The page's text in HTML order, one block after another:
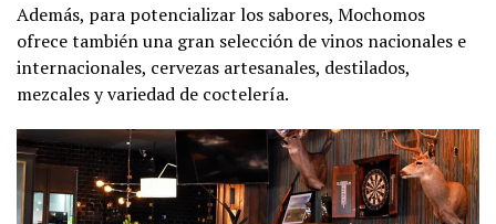
Además, para potencializar los sabores, Mochomos
ofrece también una gran selección de vinos nacionales e
internacionales, cervezas artesanales, destilados,
mezcales y variedad de coctelería.